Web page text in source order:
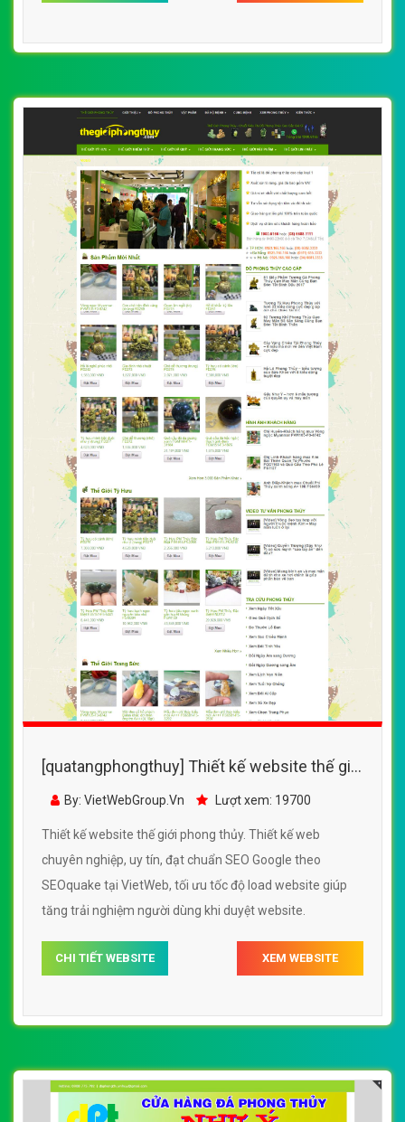
[quatangphongthuy] Thiết kế website thế giới
phong thủy đẹp, chuyên nghiệp chuẩn SEO
By: VietWebGroup.Vn Lượt xem: 19700
Thiết kế website thế giới phong thủy. Thiết kế web
chuyên nghiệp, uy tín, đạt chuẩn SEO Google theo
SEOquake tại VietWeb, tối ưu tốc độ load website giúp
tăng trải nghiệm người dùng khi duyệt website.
CHI TIẾT WEBSITE XEM WEBSITE